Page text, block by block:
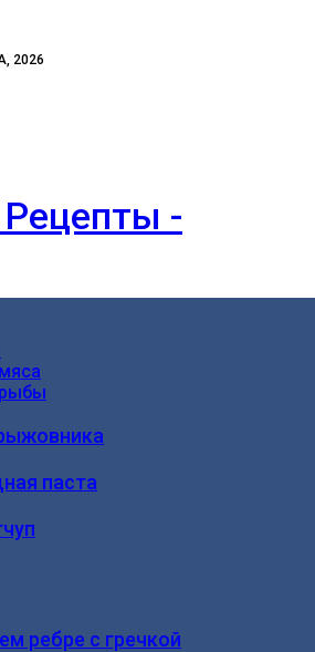
2026
Рецепты -
паста
ребре с гречкой